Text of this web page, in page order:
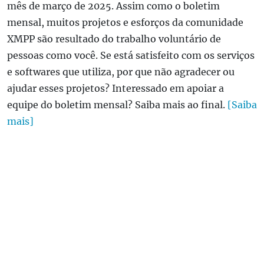
mês de março de 2025. Assim como o boletim
mensal, muitos projetos e esforços da comunidade
XMPP são resultado do trabalho voluntário de
pessoas como você. Se está satisfeito com os serviços
e softwares que utiliza, por que não agradecer ou
ajudar esses projetos? Interessado em apoiar a
equipe do boletim mensal? Saiba mais ao final. [Saiba
mais]